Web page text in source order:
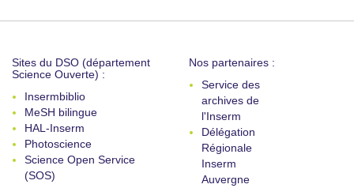
Sites du DSO (département
Science Ouverte) :
Insermbiblio
MeSH bilingue
HAL-Inserm
Photoscience
Science Open Service
(SOS)
Nos partenaires :
Service des
archives de
l'Inserm
Délégation
Régionale
Inserm
Auvergne